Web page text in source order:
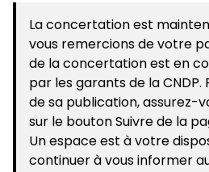
La concertation est
vous remercions de votre
de la concertation est en
par les garants de la CNDP.
de sa publication, assurez-
sur le bouton Suivre de la
Un espace est à votre
continuer à vous informer